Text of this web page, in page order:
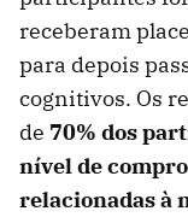
receberam
para depois
cognitivos. Os
de 70% dos
nível de
relacionadas à